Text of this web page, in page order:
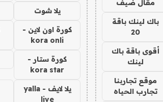
مقال ضيف
باك لينك باقة
20
أقوى باقة باك
لينك
موقع تجاربنا
تجارب الحياه
يلا شوت
كورة اون لاين -
kora onli
كورة ستار -
kora star
يلا لايف - yalla
live